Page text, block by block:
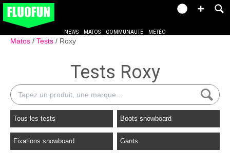
NEWS MATOS COMMUNAUTÉ MÉTÉO
Matos Tests Roxy
Tests Roxy
Tous les tests Boots snowboard
Fixations snowboard Gants